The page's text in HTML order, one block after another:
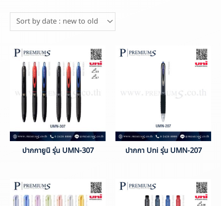
ปากกายูนิ รุ่น UMN-307 ปากกา Uni รุ่น UMN-207